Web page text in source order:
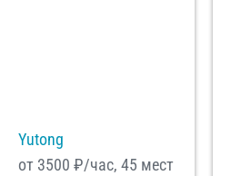
Yutong
от 3500 ₽/час, 45 мест